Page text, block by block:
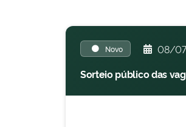
Novo
08/
Sorteio público das